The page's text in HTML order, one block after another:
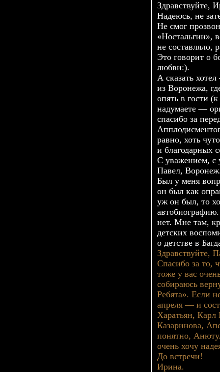
Здравствуйте,
Надеюсь, не
Не смог
«Ностальгии»,
не составляло,
Это говорит о
любви:).
А сказать
из Воронежа,
опять в гости
надумаете —
спасибо за
равно, хоть
и благодарных
С уважением, с
Павел,
Был у меня
он был как
уж он был, то
нет. Мне там,
детских
о детстве в
Здравствуйте,
Спасибо за то,
тоже у вас
собираюсь
Ребята». Если
апреля — и
Харатьян,
Казаринова,
понятно,
очень хочу
До встречи!
Ирина.